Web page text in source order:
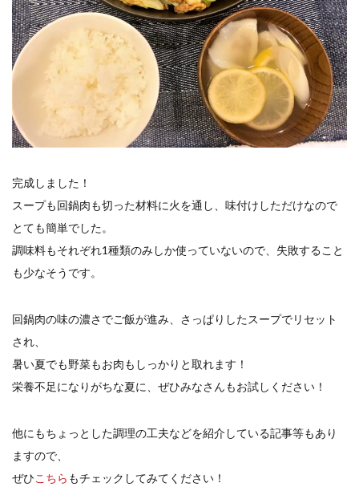
完成しました！
スープも回鍋肉も切った材料に火を通し、味付けしただけなので
とても簡単でした。
調味料もそれぞれ1種類のみしか使っていないので、失敗すること
も少なそうです。
回鍋肉の味の濃さでご飯が進み、さっぱりしたスープでリセット
され、
暑い夏でも野菜もお肉もしっかりと取れます！
栄養不足になりがちな夏に、ぜひみなさんもお試しください！
他にもちょっとした調理の工夫などを紹介している記事等もあり
ますので、
ぜひこちら もチェックしてみてください！